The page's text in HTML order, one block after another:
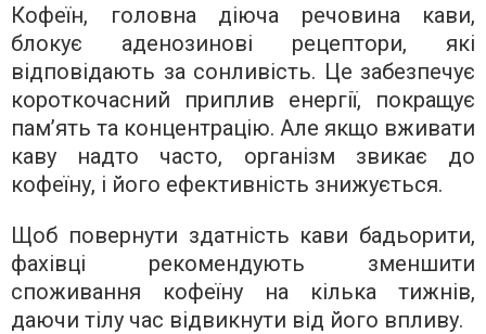
Кофеїн, головна діюча речовина кави,
блокує аденозинові рецептори, які
відповідають за сонливість. Це забезпечує
короткочасний приплив енергії, покращує
пам’ять та концентрацію. Але якщо вживати
каву надто часто, організм звикає до
кофеїну, і його ефективність знижується.
Щоб повернути здатність кави бадьорити,
фахівці рекомендують зменшити
споживання кофеїну на кілька тижнів,
даючи тілу час відвикнути від його впливу.